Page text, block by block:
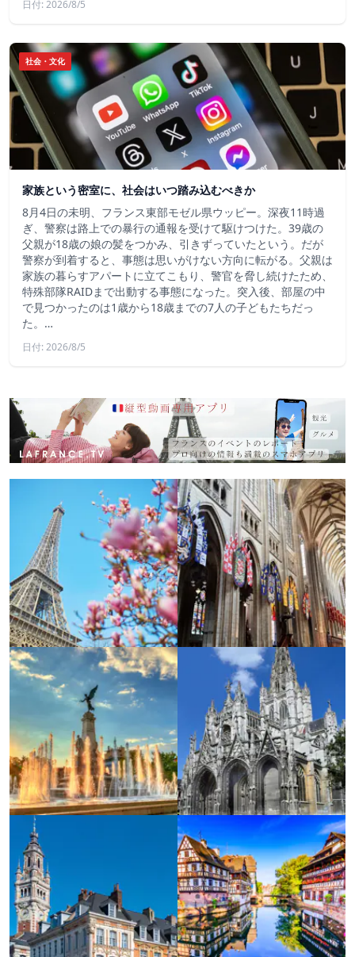
日付: 2026/8/5
社会・文化
家族という密室に、社会はいつ踏み込むべきか
8月4日の未明、フランス東部モゼル県ウッピー。深夜11時過
ぎ、警察は路上での暴行の通報を受けて駆けつけた。39歳の
父親が18歳の娘の髪をつかみ、引きずっていたという。だが
警察が到着すると、事態は思いがけない方向に転がる。父親は
家族の暮らすアパートに立てこもり、警官を脅し続けたため、
特殊部隊RAIDまで出動する事態になった。突入後、部屋の中
で見つかったのは1歳から18歳までの7人の子どもたちだっ
た。…
日付: 2026/8/5